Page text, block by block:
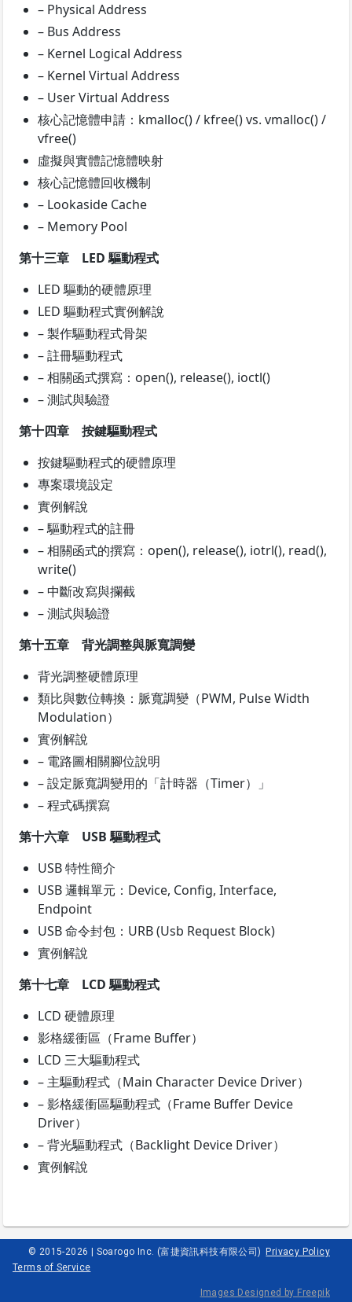
– Physical Address
– Bus Address
– Kernel Logical Address
– Kernel Virtual Address
– User Virtual Address
核心記憶體申請：kmalloc() / kfree() vs. vmalloc() /
vfree()
虛擬與實體記憶體映射
核心記憶體回收機制
– Lookaside Cache
– Memory Pool
第十三章 LED 驅動程式
LED 驅動的硬體原理
LED 驅動程式實例解說
– 製作驅動程式骨架
– 註冊驅動程式
– 相關函式撰寫：open(), release(), ioctl()
– 測試與驗證
第十四章 按鍵驅動程式
按鍵驅動程式的硬體原理
專案環境設定
實例解說
– 驅動程式的註冊
– 相關函式的撰寫：open(), release(), iotrl(), read(),
write()
– 中斷改寫與攔截
– 測試與驗證
第十五章 背光調整與脈寬調變
背光調整硬體原理
類比與數位轉換：脈寬調變（PWM, Pulse Width
Modulation）
實例解說
– 電路圖相關腳位說明
– 設定脈寬調變用的「計時器（Timer）」
– 程式碼撰寫
第十六章 USB 驅動程式
USB 特性簡介
USB 邏輯單元：Device, Config, Interface,
Endpoint
USB 命令封包：URB (Usb Request Block)
實例解說
第十七章 LCD 驅動程式
LCD 硬體原理
影格緩衝區（Frame Buffer）
LCD 三大驅動程式
– 主驅動程式（Main Character Device Driver）
– 影格緩衝區驅動程式（Frame Buffer Device
Driver）
– 背光驅動程式（Backlight Device Driver）
實例解說
© 2015-2026 | Soarogo Inc. (富捷資訊科技有限公司)
Privacy Policy
Terms of Service
Images Designed by Freepik